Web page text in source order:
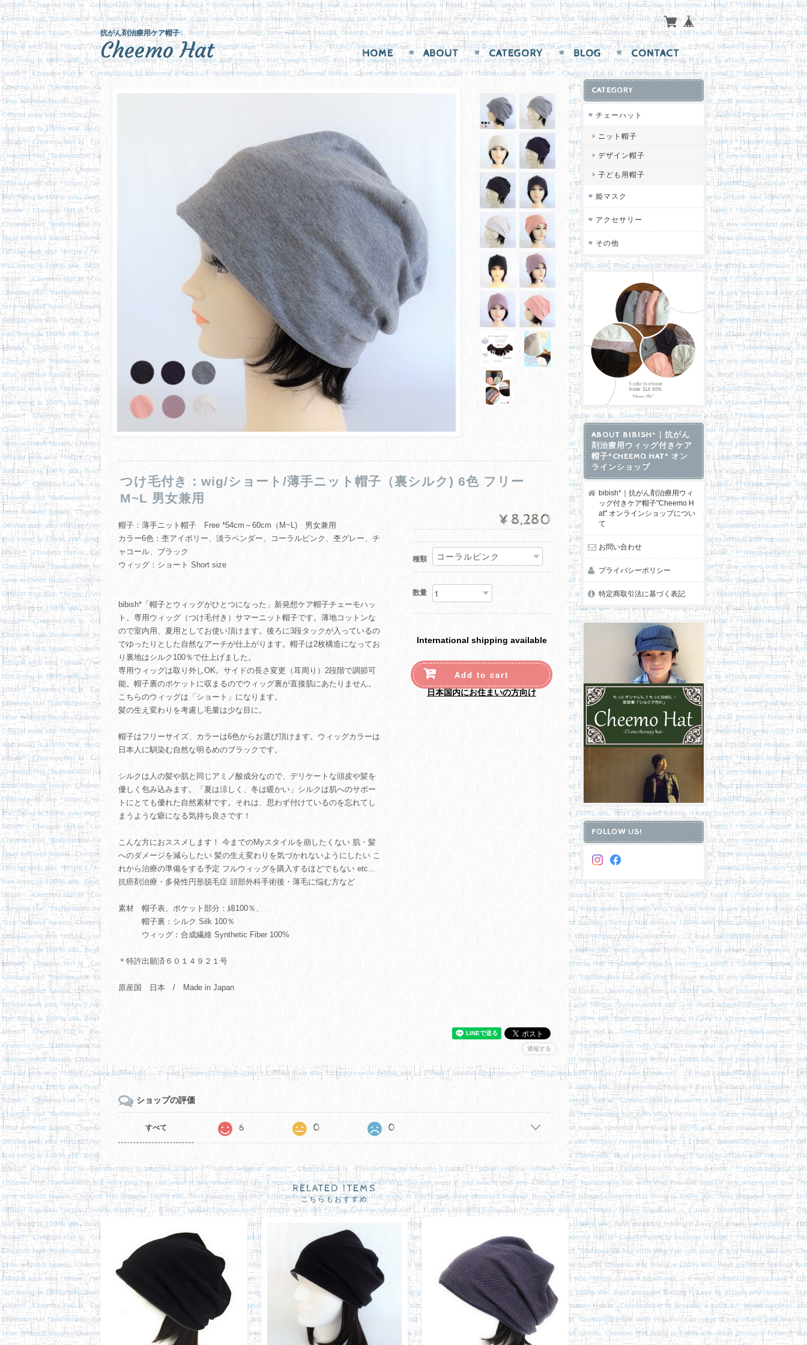
抗がん剤治療用ケア帽子
Cheemo Hat HOME ABOUT CATEGORY BLOG CONTACT
つけ毛付き：wig/ショート/薄手ニット帽子（裏シルク) 6色 フリー
M~L 男女兼用
帽子：薄手ニット帽子 Free *54cm～60cm（M~L) 男女兼用
カラー6色：杢アイボリー、淡ラベンダー、コーラルピンク、杢グレー、チ
ャコール、ブラック
ウィッグ：ショート Short size
bibish*「帽子とウィッグがひとつになった」新発想ケア帽子チェーモハッ
ト。専用ウィッグ（つけ毛付き）サマーニット帽子です。薄地コットンな
ので室内用、夏用としてお使い頂けます。後ろに3段タックが入っているの
でゆったりとした自然なアーチが仕上がります。帽子は2枚構造になってお
り裏地はシルク100％で仕上げました。
専用ウィッグは取り外しOK。サイドの長さ変更（耳周り）2段階で調節可
能。帽子裏のポケットに収まるのでウィッグ裏が直接肌にあたりません。
こちらのウィッグは「ショート」になります。
髪の生え変わりを考慮し毛量は少な目に。
帽子はフリーサイズ、カラーは6色からお選び頂けます。ウィッグカラーは
日本人に馴染む自然な明るめのブラックです。
シルクは人の髪や肌と同じアミノ酸成分なので、デリケートな頭皮や髪を
優しく包み込みます。「夏は涼しく、冬は暖かい」シルクは肌へのサポー
トにとても優れた自然素材です。それは、思わず付けているのを忘れてし
まうような癖になる気持ち良さです！
こんな方におススメします！ 今までのMyスタイルを崩したくない 肌・髪
へのダメージを減らしたい 髪の生え変わりを気づかれないようにしたい こ
れから治療の準備をする予定 フルウィッグを購入するほどでもない etc...
抗癌剤治療・多発性円形脱毛症 頭部外科手術後・薄毛に悩む方など
素材 帽子表、ポケット部分：綿100％、
帽子裏：シルク Silk 100％
ウィッグ：合成繊維 Synthetic Fiber 100%
＊特許出願済６０１４９２１号
原産国 日本 / Made in Japan
¥8,280
種類
数量
International shipping available
Add to cart
日本国内にお住まいの方向け
通報する
ショップの評価
すべて 6 0 0
RELATED ITEMS
こちらもおすすめ
CATEGORY
チェーハット
ニット帽子
デザイン帽子
子ども用帽子
姫マスク
アクセサリー
その他
ABOUT BIBISH*｜抗がん
剤治療用ウィッグ付きケア
帽子"CHEEMO HAT" オン
ラインショップ
bibish*｜抗がん剤治療用ウィ
ッグ付きケア帽子"Cheemo H
at" オンラインショップについ
て
お問い合わせ
プライバシーポリシー
特定商取引法に基づく表記
FOLLOW US!